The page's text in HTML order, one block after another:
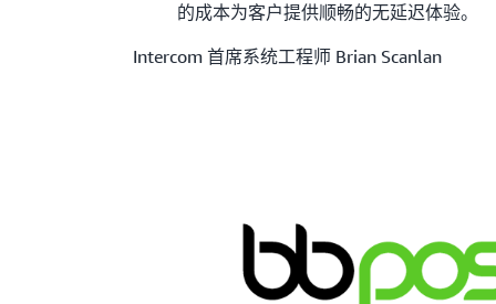
的成本为客户提供顺畅的无延迟体验。
Intercom 首席系统工程师 Brian Scanlan